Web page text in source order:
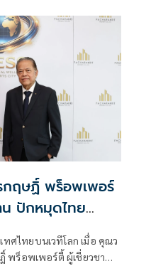
ฤษฏิ์ พร็อพเพอร์
ปักหมุดไทย
ศไทยบนเวทีโลก เมื่อ คุณว
พร็อพเพอร์ตี้ ผู้เชี่ยวชาญ